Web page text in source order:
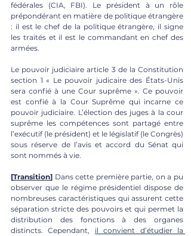
fédérales (CIA, FBI). Le président à un rôle
prépondérant en matière de politique étrangère
: il est le chef de la politique étrangère, il signe
les traités et il est le commandant en chef des
armées.
Le pouvoir judiciaire article 3 de la Constitution
section 1 « Le pouvoir judicaire des États-Unis
sera confié à une Cour suprême ». Ce pouvoir
est confié à la Cour Suprême qui incarne ce
pouvoir judiciaire. L’élection des juges à la cour
suprême les compétences sont partagé entre
l’exécutif (le président) et le législatif (le Congrès)
sous réserve de l’avis et accord du Sénat qui
sont nommés à vie.
[Transition] Dans cette première partie, on a pu
observer que le régime présidentiel dispose de
nombreuses caractéristiques qui assurent cette
séparation stricte des pouvoirs et qui permet la
distribution des fonctions à des organes
distincts. Cependant, il convient d’étudier la